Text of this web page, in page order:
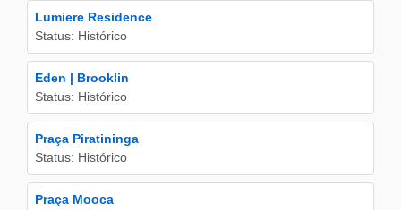
Lumiere Residence
Status: Histórico
Eden | Brooklin
Status: Histórico
Praça Piratininga
Status: Histórico
Praça Mooca